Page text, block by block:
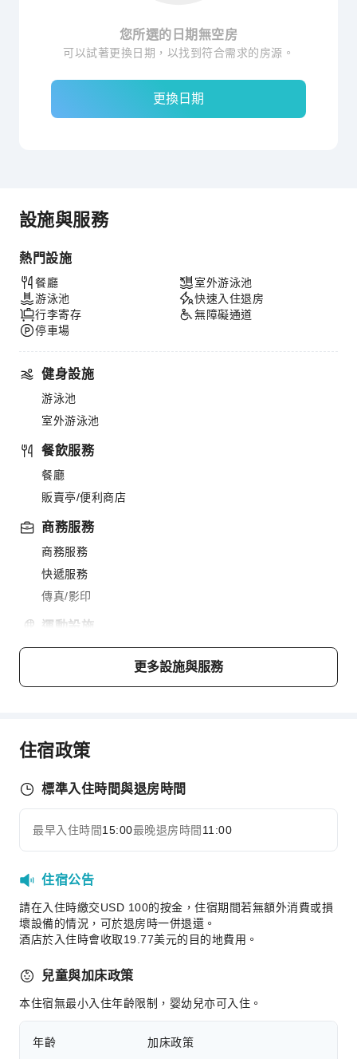
您所選的日期無空房
可以試著更換日期，以找到符合需求的房源。
更換日期
設施與服務
熱門設施
餐廳
游泳池
行李寄存
停車場
室外游泳池
快速入住退房
無障礙通道
健身設施
游泳池
室外游泳池
餐飲服務
餐廳
販賣亭/便利商店
商務服務
商務服務
快遞服務
傳真/影印
運動設施
保齡球館
叫車服務
清潔服務
熨燙服務
洗衣服務
公共區域設施
公共區域wifi
自動販賣機
自動提款機
吸菸區
上網服務
展開全部
更多設施與服務
住宿政策
標準入住時間與退房時間
最早入住時間15:00最晚退房時間 11:00
住宿公告
請在入住時繳交USD 100的按金，住宿期間若無額外消費或損
壞設備的情況，可於退房時一併退還。
酒店於入住時會收取19.77美元的目的地費用。
兒童與加床政策
本住宿無最小入住年齡限制，婴幼兒亦可入住。
年齡 加床政策